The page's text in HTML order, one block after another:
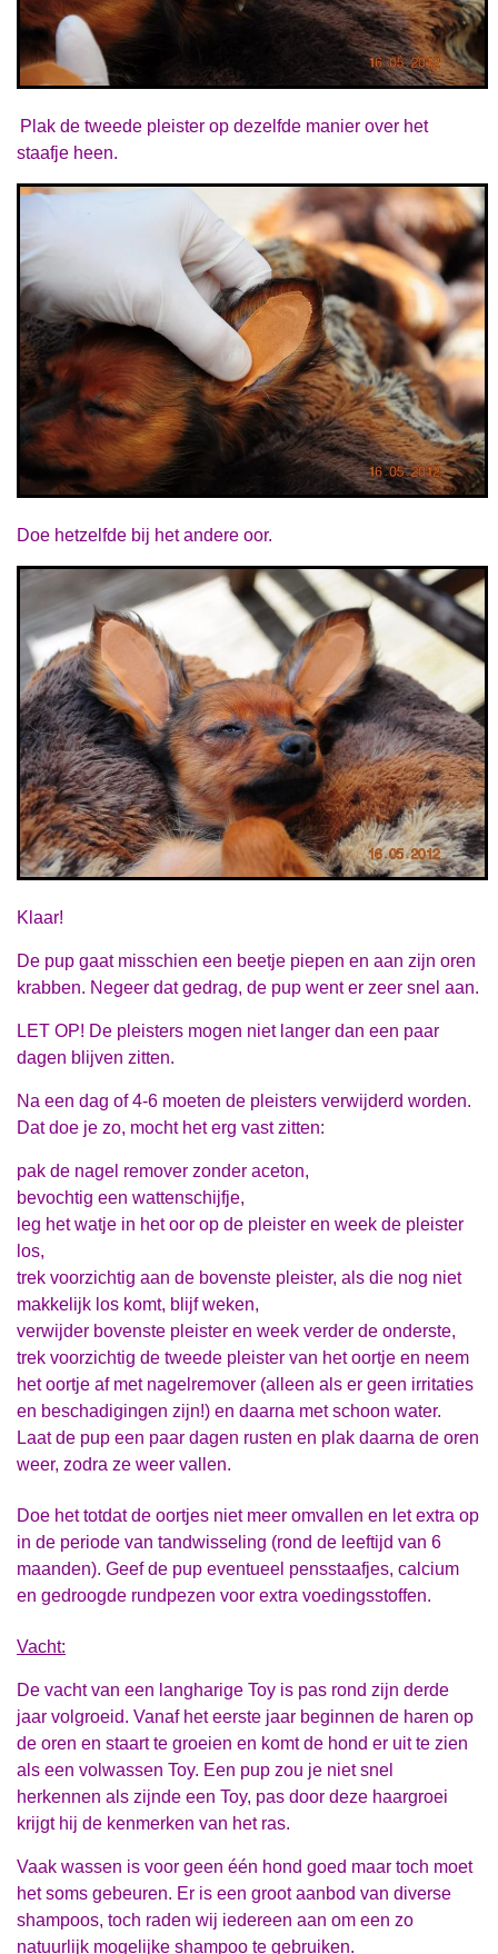
Plak de tweede pleister op dezelfde manier over het
staafje heen.
Doe hetzelfde bij het andere oor.
Klaar!
De pup gaat misschien een beetje piepen en aan zijn oren
krabben. Negeer dat gedrag, de pup went er zeer snel aan.
LET OP! De pleisters mogen niet langer dan een paar
dagen blijven zitten.
Na een dag of 4-6 moeten de pleisters verwijderd worden.
Dat doe je zo, mocht het erg vast zitten:
pak de nagel remover zonder aceton,
bevochtig een wattenschijfje,
leg het watje in het oor op de pleister en week de pleister
los,
trek voorzichtig aan de bovenste pleister, als die nog niet
makkelijk los komt, blijf weken,
verwijder bovenste pleister en week verder de onderste,
trek voorzichtig de tweede pleister van het oortje en neem
het oortje af met nagelremover (alleen als er geen irritaties
en beschadigingen zijn!) en daarna met schoon water.
Laat de pup een paar dagen rusten en plak daarna de oren
weer, zodra ze weer vallen.
Doe het totdat de oortjes niet meer omvallen en let extra op
in de periode van tandwisseling (rond de leeftijd van 6
maanden). Geef de pup eventueel pensstaafjes, calcium
en gedroogde rundpezen voor extra voedingsstoffen.
Vacht:
De vacht van een langharige Toy is pas rond zijn derde
jaar volgroeid. Vanaf het eerste jaar beginnen de haren op
de oren en staart te groeien en komt de hond er uit te zien
als een volwassen Toy. Een pup zou je niet snel
herkennen als zijnde een Toy, pas door deze haargroei
krijgt hij de kenmerken van het ras.
Vaak wassen is voor geen één hond goed maar toch moet
het soms gebeuren. Er is een groot aanbod van diverse
shampoos, toch raden wij iedereen aan om een zo
natuurlijk mogelijke shampoo te gebruiken.